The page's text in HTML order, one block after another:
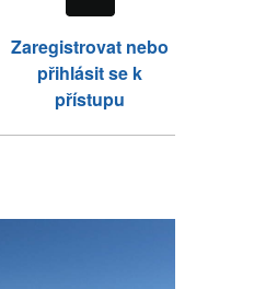
Zaregistrovat nebo
přihlásit se k
přístupu